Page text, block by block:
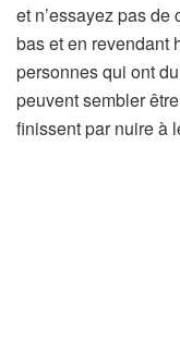
et n’essayez pas
bas et en revendant
personnes qui ont
peuvent sembler
finissent par nuire à